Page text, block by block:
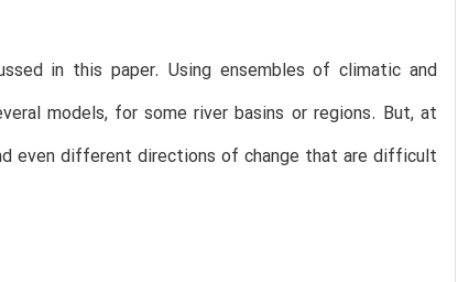
in this paper. Using ensembles of climatic and
models, for some river basins or regions. But, at
even different directions of change that are difficult